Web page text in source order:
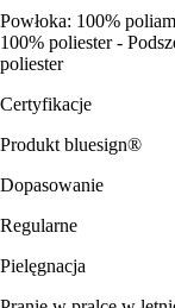
Powłoka: 100%
100% poliester -
poliester
Certyfikacje
Produkt bluesign®
Dopasowanie
Regularne
Pielęgnacja